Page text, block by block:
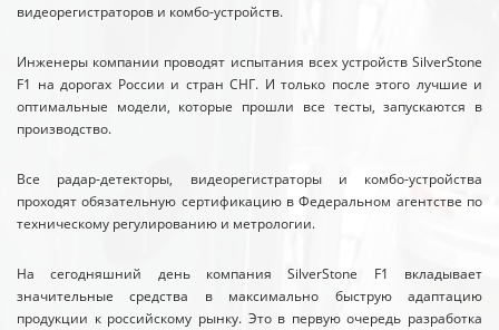
видеорегистраторов и комбо-устройств.
Инженеры компании проводят испытания всех устройств SilverStone
F1 на дорогах России и стран СНГ. И только после этого лучшие и
оптимальные модели, которые прошли все тесты, запускаются в
производство.
Все радар-детекторы, видеорегистраторы и комбо-устройства
проходят обязательную сертификацию в Федеральном агентстве по
техническому регулированию и метрологии.
На сегодняшний день компания SilverStone F1 вкладывает
значительные средства в максимально быструю адаптацию
продукции к российскому рынку. Это в первую очередь разработка